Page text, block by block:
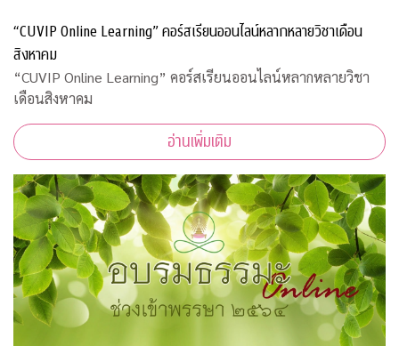
“CUVIP Online Learning” คอร์สเรียนออนไลน์หลากหลายวิชาเดือน
สิงหาคม
“CUVIP Online Learning” คอร์สเรียนออนไลน์หลากหลายวิชา
เดือนสิงหาคม
อ่านเพิ่มเติม